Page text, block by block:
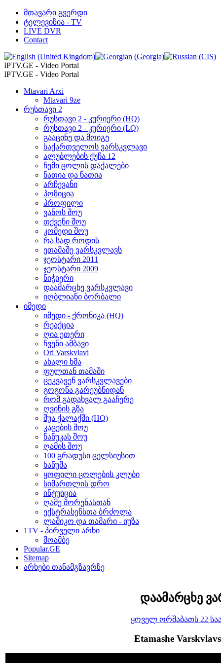
მთავარი გვერდი
ტელევიზია - TV
LIVE DVR
Contact
IPTV.GE - Video Portal
IPTV.GE - Video Portal
Mtavari Arxi
Mtavari 9ze
რუსთავი 2
რუსთავი 2 - კურიერი (HQ)
რუსთავი 2 - კურიერი (LQ)
გააცინე და მოიგე
საქართველოს ვარსკვლავი
ალუბლების ქუჩა 12
ჩემი ცოლის დაქალები
ნათია და ნათია
არჩევანი
პოზიცია
პროფილი
ვანოს შოუ
თქვენი შოუ
კომედი შოუ
რა სად როდის
ეთამაშე ვარსკვლავს
ჯეოსტარი 2011
ჯეოსტარი 2009
ნიჭიერი
დაამარცხე ვარსკვლავი
იღბლიანი ბორბალი
იმედი
იმედი - ქრონიკა (HQ)
რეაქცია
ღია ეთერი
ჩვენი ამბავი
Ori Varskvlavi
ახალი ხმა
ფულთან თამაში
ცეკვავენ ვარსკვლავები
გოგონა გარეუბნიდან
რომ გადახვალ გააჩერე
ღვინის გზა
შუა ქალაქში (HQ)
კაცების შოუ
ნანუკას შოუ
ღამის შოუ
100 გრადუსი ცელსიუსით
ხანუმა
ყოფილი ცოლების კლუბი
სიმართლის დრო
ინტუიცია
ღამე შორენასთან
ექსტრასენსთა ბრძოლა
ლაშიკო და თამარი - იუზა
1TV - პირველი არხი
მოამბე
Popular.GE
Sitemap
არხები თანამგზავრზე
დაამარცხე
ყოველ ორშაბათს 22
Etamashe